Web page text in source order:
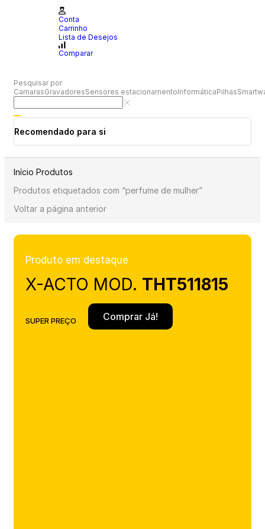
Pesquisar por
CamarasGravadoresSensores estacionamentoInformáticaPilhas
Recomendado para si
Conta
Carrinho
Lista de Desejos
Comparar
Início Produtos
Produtos etiquetados com “perfume de mulher”
Voltar a página anterior
Produto em destaque
X-ACTO MOD. THT511815
SUPER PREÇO Comprar Já!